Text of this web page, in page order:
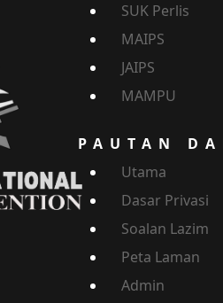
SUK Perlis
MAIPS
JAIPS
MAMPU
PAUTAN
Utama
Dasar Privasi
Soalan Lazim
Peta Laman
Admin